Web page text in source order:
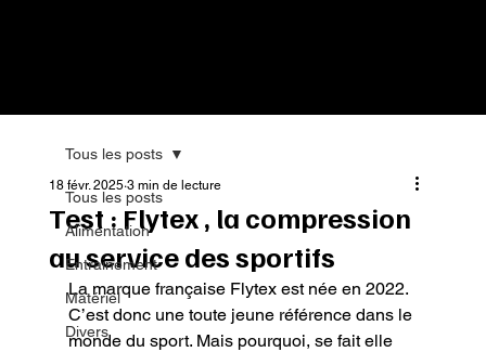
Tous les posts
Alimentation
Entrainement
Matériel
Divers
Tous les posts
Test : Flytex , la compression
au service des sportifs
18 févr. 2025 3 min de lecture
La marque française Flytex est née en 2022.
C’est donc une toute jeune référence dans le
monde du sport. Mais pourquoi, se fait elle